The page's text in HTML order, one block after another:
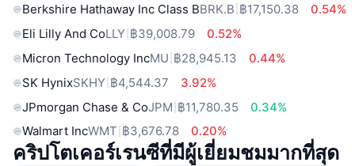
Berkshire Hathaway Inc Class BBRK.B ฿17,150.38
0.54%
Eli Lilly And CoLLY ฿39,008.79
0.52%
Micron Technology IncMU ฿28,945.13
0.44%
SK HynixSKHY ฿4,544.37
3.92%
JPmorgan Chase & CoJPM ฿11,780.35
0.34%
Walmart IncWMT ฿3,676.78 0.20%
คริปโตเคอร์เรนซีที่มีผู้เยี่ยมชมมากที่สุด